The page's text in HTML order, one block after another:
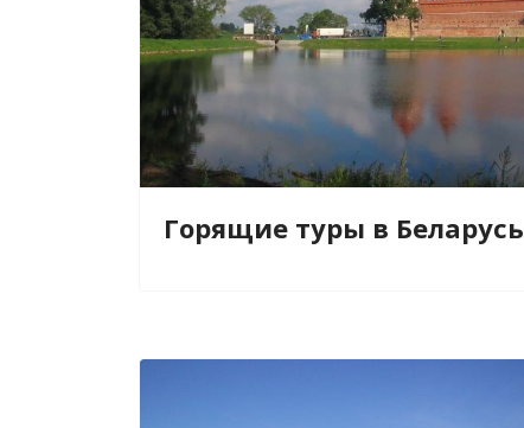
Горящие туры в Беларусь